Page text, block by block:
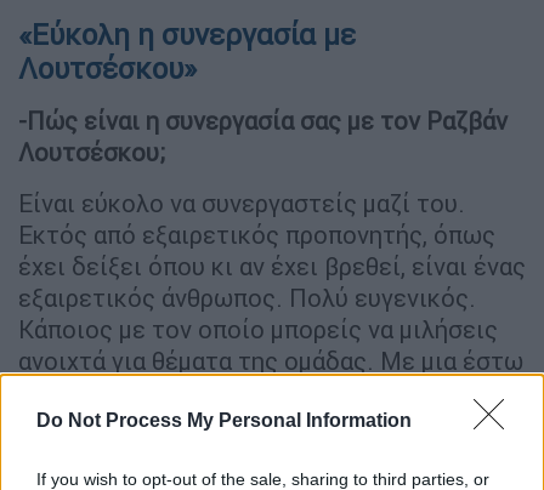
Do Not Process My Personal Information
If you wish to opt-out of the sale, sharing to third parties, or
«Εύκολη η συνεργασία με
Λουτσέσκου»
-Πώς είναι η συνεργασία σας με τον Ραζβάν
Λουτσέσκου;
Είναι εύκολο να συνεργαστείς μαζί του.
Εκτός από εξαιρετικός προπονητής, όπως
έχει δείξει όπου κι αν έχει βρεθεί, είναι ένας
εξαιρετικός άνθρωπος. Πολύ ευγενικός.
Κάποιος με τον οποίο μπορείς να μιλήσεις
ανοιχτά για θέματα της ομάδας. Με μια έστω
και λίγο προχωρημένη ποδοσφαιρική ιδέα
για το ποδόσφαιρο στην Ελλάδα. Είναι